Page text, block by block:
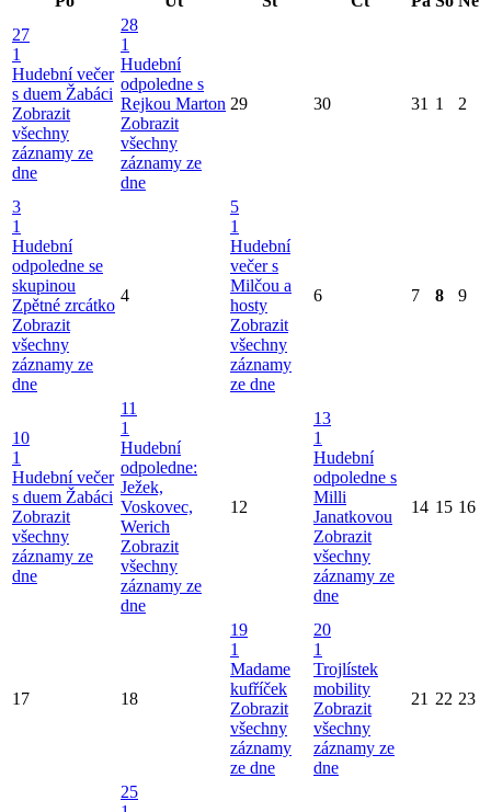
27
1
Hudební večer
s duem Žabáci
Zobrazit
všechny
záznamy ze
dne
28
1
Hudební
odpoledne s
Rejkou Marton
Zobrazit
všechny
záznamy ze
dne
29 30 31 1 2
3
1
Hudební
odpoledne se
skupinou
Zpětné zrcátko
Zobrazit
všechny
záznamy ze
dne
4
5
1
Hudební
večer s
Milčou a
hosty
Zobrazit
všechny
záznamy
ze dne
6 7 8 9
10
1
Hudební večer
s duem Žabáci
Zobrazit
všechny
záznamy ze
dne
11
1
Hudební
odpoledne:
Ježek,
Voskovec,
Werich
Zobrazit
všechny
záznamy ze
dne
12
13
1
Hudební
odpoledne s
Milli
Janatkovou
Zobrazit
všechny
záznamy ze
dne
14 15 16
17 18
19
1
Madame
kufříček
Zobrazit
všechny
záznamy
ze dne
20
1
Trojlístek
mobility
Zobrazit
všechny
záznamy ze
dne
21 22 23
25